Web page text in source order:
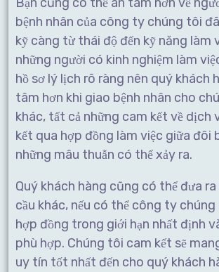
bệnh nhân của công ty chúng tôi
kỹ càng từ thái độ đến kỹ năng làm
những người có kinh nghiệm làm
hồ sơ lý lịch rõ ràng nên quý khách
tâm hơn khi giao bệnh nhân cho
khác, tất cả những cam kết về dịch
kết qua hợp đồng làm việc giữa đôi
những mâu thuẫn có thể xảy ra.
Quý khách hàng cũng có thể đưa
cầu khác, nếu có thể công ty
hợp đồng trong giới hạn nhất định
phù hợp. Chúng tôi cam kết sẽ
uy tín tốt nhất đến cho quý khách